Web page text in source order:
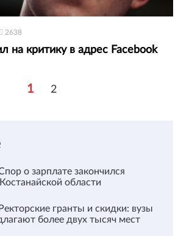
2638
на критику в адрес Facebook
1 2
о зарплате закончился
области
Ректорские гранты и скидки: вузы
более двух тысяч мест